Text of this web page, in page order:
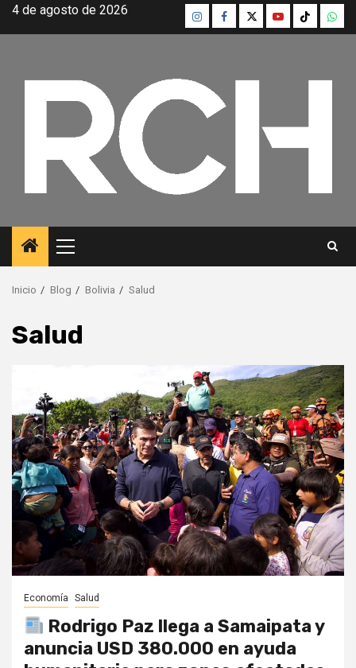
Saltar
4 de agosto de 2026 InstagramFacebook
TwitterYoutubeTikTok
Menú
principal
Inicio Blog Bolivia Salud
Salud
Economía Salud
Rodrigo Paz llega a Samaipata y
anuncia USD 380.000 en ayuda